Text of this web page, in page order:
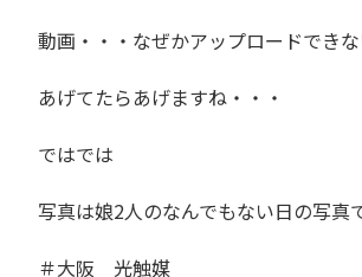
動画・・・なぜかアップロードできな
あげてたらあげますね・・・
ではでは
写真は娘2人のなんでもない日の写真で
＃大阪 光触媒